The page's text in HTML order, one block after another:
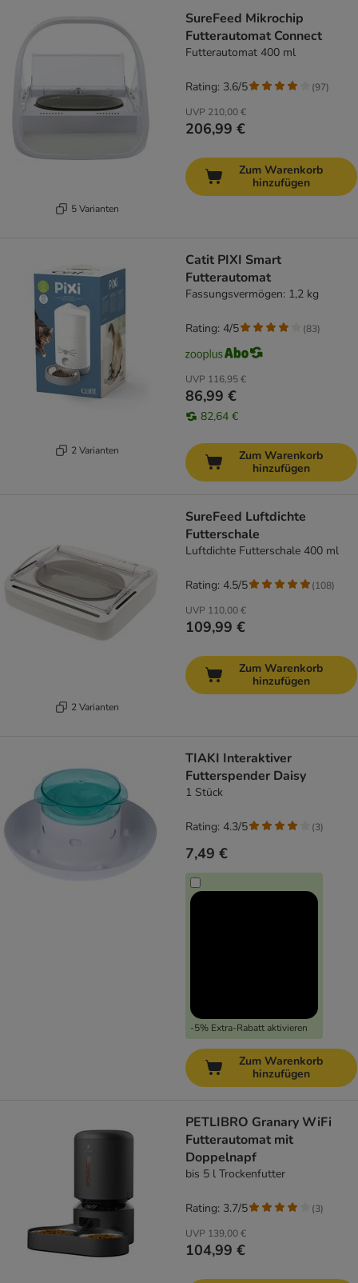
5 Varianten
SureFeed Mikrochip
Futterautomat Connect
Futterautomat 400 ml
UVP 210,00 €
206,99 €
Rating: 3.6/5 (97)
Zum Warenkorb
hinzufügen
2 Varianten
Catit PIXI Smart
Futterautomat
Fassungsvermögen: 1,2 kg
UVP 116,95 €
86,99 €
82,64 €
Rating: 4/5 (83)
Zum Warenkorb
hinzufügen
2 Varianten
SureFeed Luftdichte
Futterschale
Luftdichte Futterschale 400 ml
UVP 110,00 €
109,99 €
Rating: 4.5/5 (108)
Zum Warenkorb
hinzufügen
TIAKI Interaktiver
Futterspender Daisy
1 Stück
7,49 €
-5% Extra-Rabatt aktivieren
Rating: 4.3/5 (3)
Zum Warenkorb
hinzufügen
PETLIBRO Granary WiFi
Futterautomat mit
Doppelnapf
bis 5 l Trockenfutter
UVP 139,00 €
104,99 €
Rating: 3.7/5 (3)